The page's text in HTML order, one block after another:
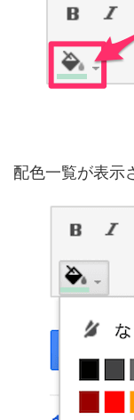
配色一覧が表示